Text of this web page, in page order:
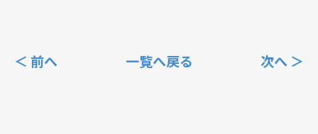
＜ 前へ 一覧へ戻る 次へ ＞